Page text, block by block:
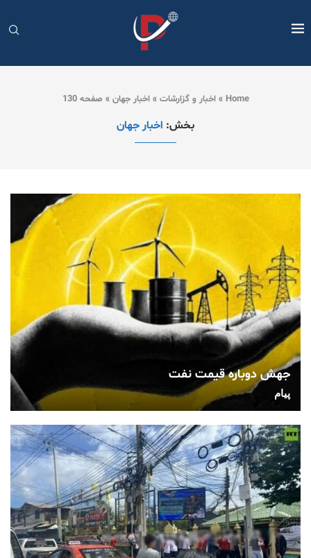
Home
»اخبار و گزارشات »اخبار جهان » صفحه 130
بخش: اخبار جهان
جهش دوباره قیمت نفت
پیام